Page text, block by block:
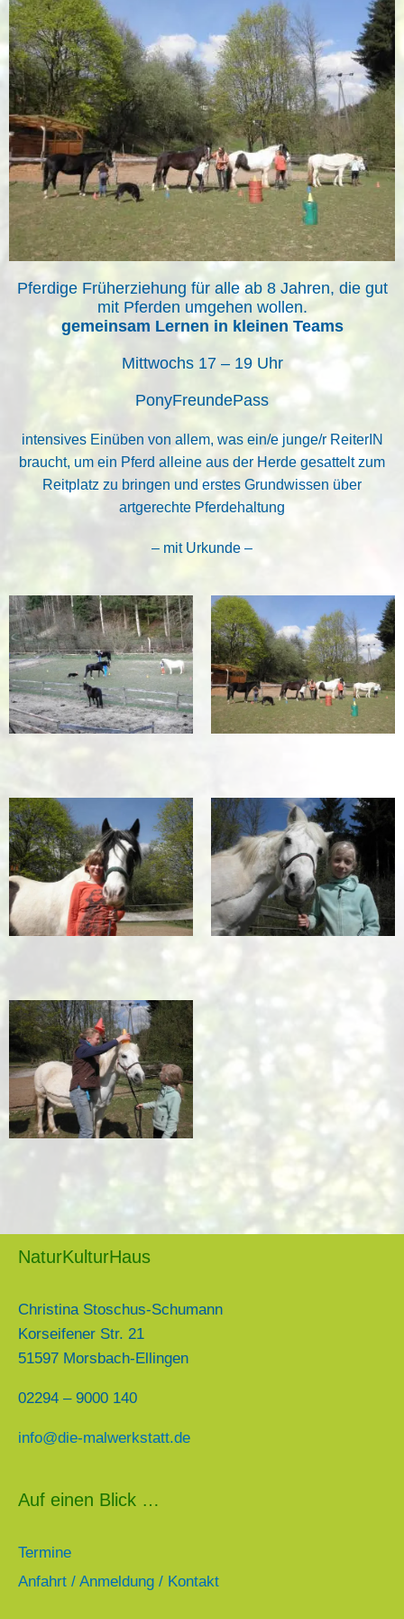
Pferdige Früherziehung für alle ab 8 Jahren, die gut
mit Pferden umgehen wollen.
gemeinsam Lernen in kleinen Teams
Mittwochs 17 – 19 Uhr
PonyFreundePass
intensives Einüben von allem, was ein/e junge/r ReiterIN
braucht, um ein Pferd alleine aus der Herde gesattelt zum
Reitplatz zu bringen und erstes Grundwissen über
artgerechte Pferdehaltung
– mit Urkunde –
NaturKulturHaus
Christina Stoschus-Schumann
Korseifener Str. 21
51597 Morsbach-Ellingen
02294 – 9000 140
info@die-malwerkstatt.de
Auf einen Blick …
Termine
Anfahrt / Anmeldung / Kontakt